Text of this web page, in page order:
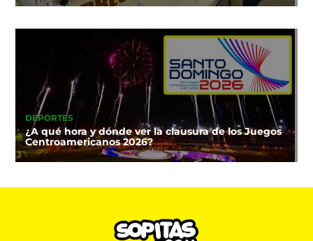
DEPORTES
¿A qué hora y dónde ver la clausura de los Juegos
Centroamericanos 2026?